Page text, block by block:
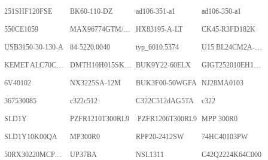
251SHF120FSE BK60-110-DZ ad106-351-a1 ad106-350-a1
550CE1059 MAX96774GTM/V+ HX83195-A-LT CK45-R3FD182K
USB3150-30-130-A 84-5220.0040 typ_6010.5374 U15 BL24CM2A-PARC
KEMET ALC70C152EN450 DMTH10H015SK3Q BUK9Y22-60ELX GIGT252010EH1R0MNE
6V40102 NX3225SA-12M BUK3F00-50WGFA NJ28MA0103
367530085 c322c512 C322C512dAG5TA c322
SLD1Y PZFR1210T300RL9 PZFR1206T300RL9 MPP 300R0
SLD1Y10K00QA MP300R0 RPP20-2412SW 74HC40103PW
50RX30220MCPA10X20 UP37BA NSL1311 C42Q2224K64C000